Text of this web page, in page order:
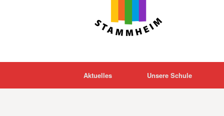
Aktuelles Unsere Schule